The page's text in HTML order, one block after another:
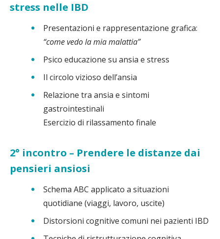
stress nelle IBD
Presentazioni e rappresentazione grafica:
“come vedo la mia malattia”
Psico educazione su ansia e stress
Il circolo vizioso dell’ansia
Relazione tra ansia e sintomi
gastrointestinali
Esercizio di rilassamento finale
2° incontro – Prendere le distanze dai
pensieri ansiosi
Schema ABC applicato a situazioni
quotidiane (viaggi, lavoro, uscite)
Distorsioni cognitive comuni nei pazienti IBD